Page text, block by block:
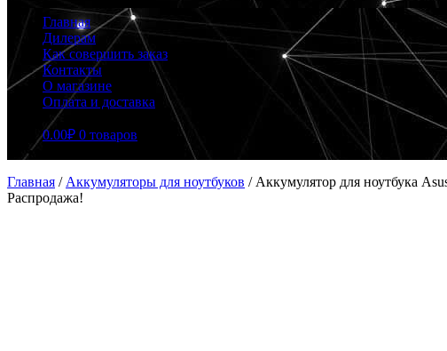
Главная
Дилерам
Как совершить заказ
Контакты
О магазине
Оплата и доставка
0.00₽ 0 товаров
Главная / Аккумуляторы для ноутбуков / Аккумулятор для ноутбука
Распродажа!